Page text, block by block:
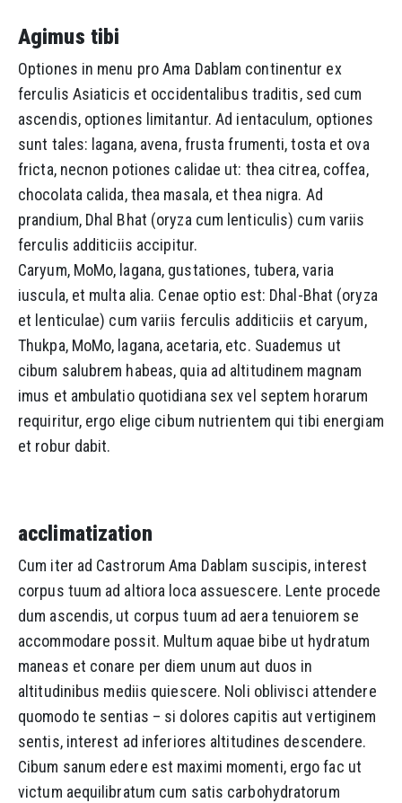
Agimus tibi
Optiones in menu pro Ama Dablam continentur ex
ferculis Asiaticis et occidentalibus traditis, sed cum
ascendis, optiones limitantur. Ad ientaculum, optiones
sunt tales: lagana, avena, frusta frumenti, tosta et ova
fricta, necnon potiones calidae ut: thea citrea, coffea,
chocolata calida, thea masala, et thea nigra. Ad
prandium, Dhal Bhat (oryza cum lenticulis) cum variis
ferculis additiciis accipitur.
Caryum, MoMo, lagana, gustationes, tubera, varia
iuscula, et multa alia. Cenae optio est: Dhal-Bhat (oryza
et lenticulae) cum variis ferculis additiciis et caryum,
Thukpa, MoMo, lagana, acetaria, etc. Suademus ut
cibum salubrem habeas, quia ad altitudinem magnam
imus et ambulatio quotidiana sex vel septem horarum
requiritur, ergo elige cibum nutrientem qui tibi energiam
et robur dabit.
acclimatization
Cum iter ad Castrorum Ama Dablam suscipis, interest
corpus tuum ad altiora loca assuescere. Lente procede
dum ascendis, ut corpus tuum ad aera tenuiorem se
accommodare possit. Multum aquae bibe ut hydratum
maneas et conare per diem unum aut duos in
altitudinibus mediis quiescere. Noli oblivisci attendere
quomodo te sentias – si dolores capitis aut vertiginem
sentis, interest ad inferiores altitudines descendere.
Cibum sanum edere est maximi momenti, ergo fac ut
victum aequilibratum cum satis carbohydratorum